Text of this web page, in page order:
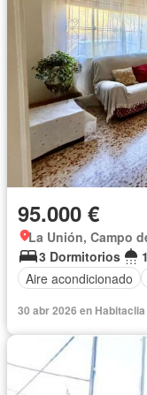
95.000 €
La Unión, Campo
3 Dormitorios
Aire acondicionado
30 abr 2026 en Habitaclia